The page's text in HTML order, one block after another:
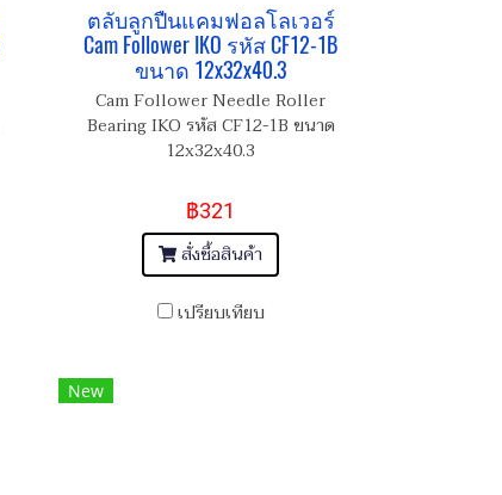
ตลับลูกปืนแคมฟอลโลเวอร์
Cam Follower IKO รหัส CF12-1B
ขนาด 12x32x40.3
Cam Follower Needle Roller
Bearing IKO รหัส CF12-1B ขนาด
12x32x40.3
฿321
สั่งซื้อสินค้า
เปรียบเทียบ
New